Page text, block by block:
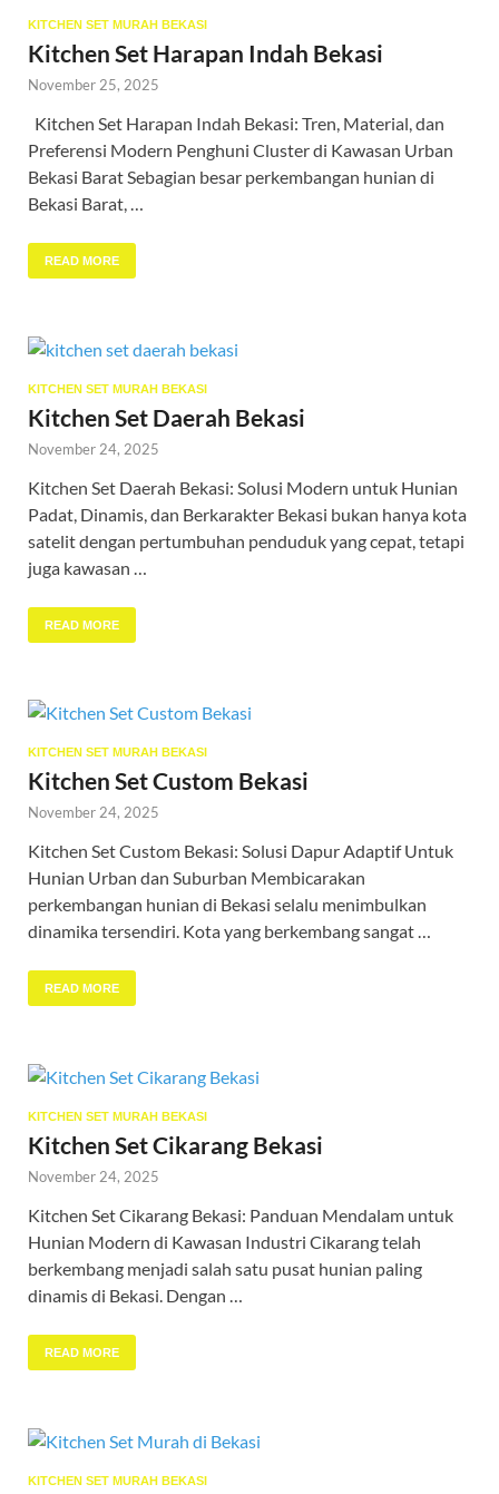
KITCHEN SET MURAH BEKASI
Kitchen Set Harapan Indah Bekasi
November 25, 2025
Kitchen Set Harapan Indah Bekasi: Tren, Material, dan
Preferensi Modern Penghuni Cluster di Kawasan Urban
Bekasi Barat Sebagian besar perkembangan hunian di
Bekasi Barat, …
READ MORE
KITCHEN SET MURAH BEKASI
Kitchen Set Daerah Bekasi
November 24, 2025
Kitchen Set Daerah Bekasi: Solusi Modern untuk Hunian
Padat, Dinamis, dan Berkarakter Bekasi bukan hanya kota
satelit dengan pertumbuhan penduduk yang cepat, tetapi
juga kawasan …
READ MORE
KITCHEN SET MURAH BEKASI
Kitchen Set Custom Bekasi
November 24, 2025
Kitchen Set Custom Bekasi: Solusi Dapur Adaptif Untuk
Hunian Urban dan Suburban Membicarakan
perkembangan hunian di Bekasi selalu menimbulkan
dinamika tersendiri. Kota yang berkembang sangat …
READ MORE
KITCHEN SET MURAH BEKASI
Kitchen Set Cikarang Bekasi
November 24, 2025
Kitchen Set Cikarang Bekasi: Panduan Mendalam untuk
Hunian Modern di Kawasan Industri Cikarang telah
berkembang menjadi salah satu pusat hunian paling
dinamis di Bekasi. Dengan …
READ MORE
KITCHEN SET MURAH BEKASI